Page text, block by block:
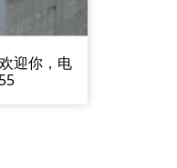
迎你，电